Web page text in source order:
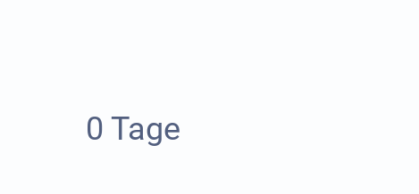
0 Tage